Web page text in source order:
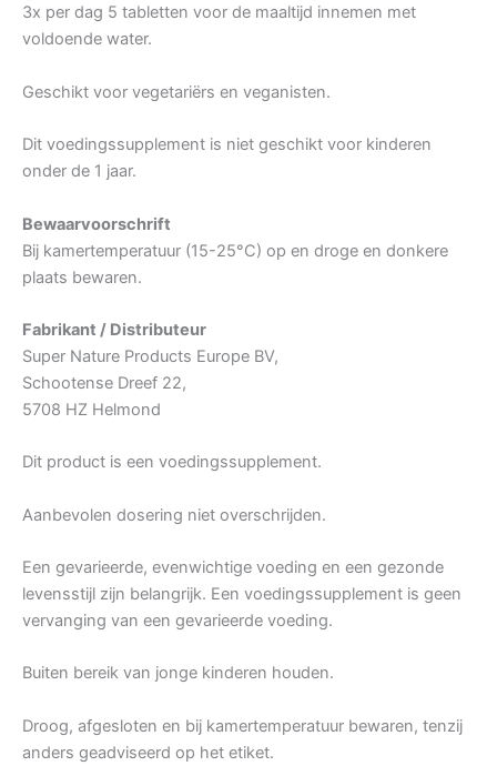
3x per dag 5 tabletten voor de maaltijd innemen met
voldoende water.
Geschikt voor vegetariërs en veganisten.
Dit voedingssupplement is niet geschikt voor kinderen
onder de 1 jaar.
Bewaarvoorschrift
Bij kamertemperatuur (15-25°C) op en droge en donkere
plaats bewaren.
Fabrikant / Distributeur
Super Nature Products Europe BV,
Schootense Dreef 22,
5708 HZ Helmond
Dit product is een voedingssupplement.
Aanbevolen dosering niet overschrijden.
Een gevarieerde, evenwichtige voeding en een gezonde
levensstijl zijn belangrijk. Een voedingssupplement is geen
vervanging van een gevarieerde voeding.
Buiten bereik van jonge kinderen houden.
Droog, afgesloten en bij kamertemperatuur bewaren, tenzij
anders geadviseerd op het etiket.